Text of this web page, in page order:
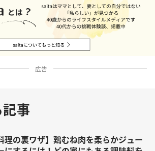
広告
事
理の裏ワザ】鶏むね肉を柔らかジュー